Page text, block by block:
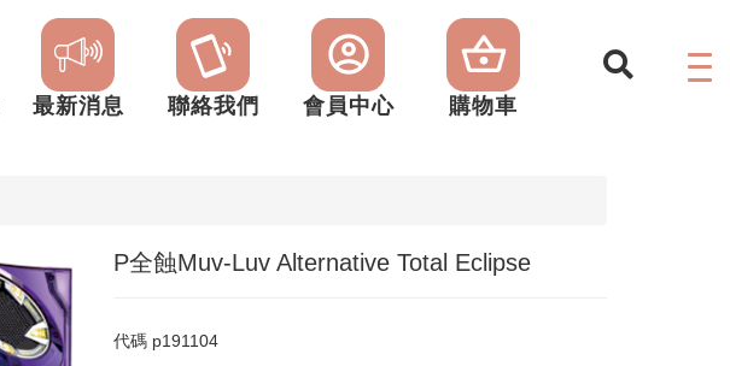
最新消息 聯絡我們 會員中心 購物車
P全蝕Muv-Luv Alternative Total Eclipse
代碼 p191104